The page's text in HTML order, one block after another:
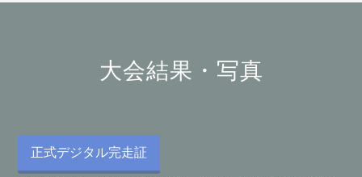
大会結果・写真
正式デジタル完走証